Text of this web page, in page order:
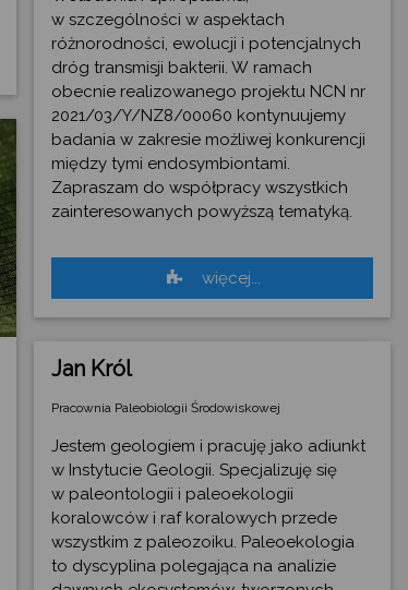
w szczególności w aspektach
różnorodności, ewolucji i potencjalnych
dróg transmisji bakterii. W ramach
obecnie realizowanego projektu NCN nr
2021/03/Y/NZ8/00060 kontynuujemy
badania w zakresie możliwej konkurencji
między tymi endosymbiontami.
Zapraszam do współpracy wszystkich
zainteresowanych powyższą tematyką.
więcej...
Jan Król
Pracownia Paleobiologii Środowiskowej
Jestem geologiem i pracuję jako adiunkt
w Instytucie Geologii. Specjalizuję się
w paleontologii i paleoekologii
koralowców i raf koralowych przede
wszystkim z paleozoiku. Paleoekologia
to dyscyplina polegająca na analizie